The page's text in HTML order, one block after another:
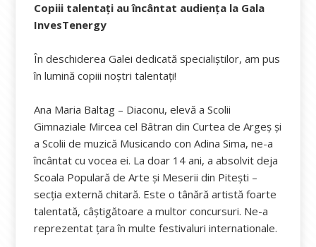
Copiii talentați au încântat audiența la Gala
InvesTenergy
În deschiderea Galei dedicată specialiștilor, am pus
în lumină copiii noștri talentați!
Ana Maria Baltag – Diaconu, elevă a Scolii
Gimnaziale Mircea cel Bâtran din Curtea de Argeș și
a Scolii de muzică Musicando con Adina Sima, ne-a
încântat cu vocea ei. La doar 14 ani, a absolvit deja
Scoala Populară de Arte și Meserii din Pitești –
secția externă chitară. Este o tânără artistă foarte
talentată, câștigătoare a multor concursuri. Ne-a
reprezentat țara în multe festivaluri internationale.